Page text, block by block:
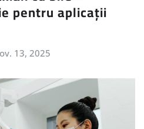
pentru aplicații
13, 2025